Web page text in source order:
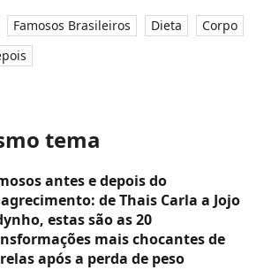
Famosos Brasileiros Dieta
Corpo
tema
antes e depois do
de Thais Carla a Jojo
estas são as 20
mais chocantes de
após a perda de peso